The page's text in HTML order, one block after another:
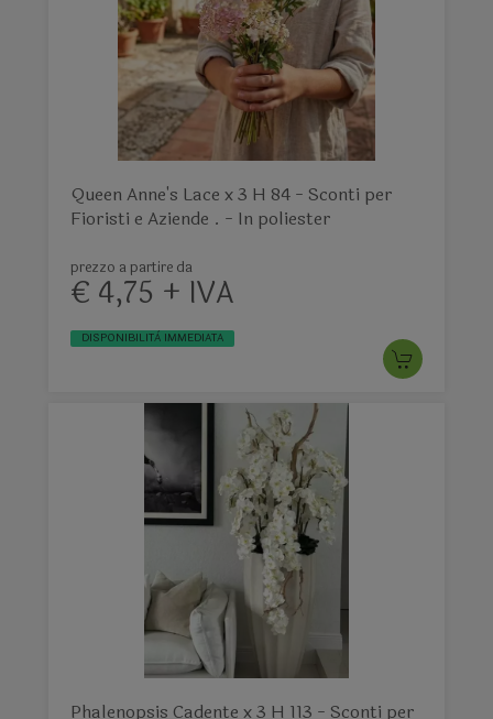
Queen Anne's Lace x 3 H 84 - Sconti per
Fioristi e Aziende . - In poliester
prezzo a partire da
€ 4,75 + IVA
DISPONIBILITÀ IMMEDIATA
Phalenopsis Cadente x 3 H 113 - Sconti per